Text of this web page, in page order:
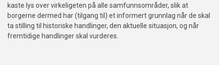
kaste lys over virkeligeten på alle samfunnsområder, slik at
borgerne dermed har (tilgang til) et informert grunnlag når de skal
ta stilling til historiske handlinger, den aktuelle situasjon, og når
fremtidige handlinger skal vurderes.